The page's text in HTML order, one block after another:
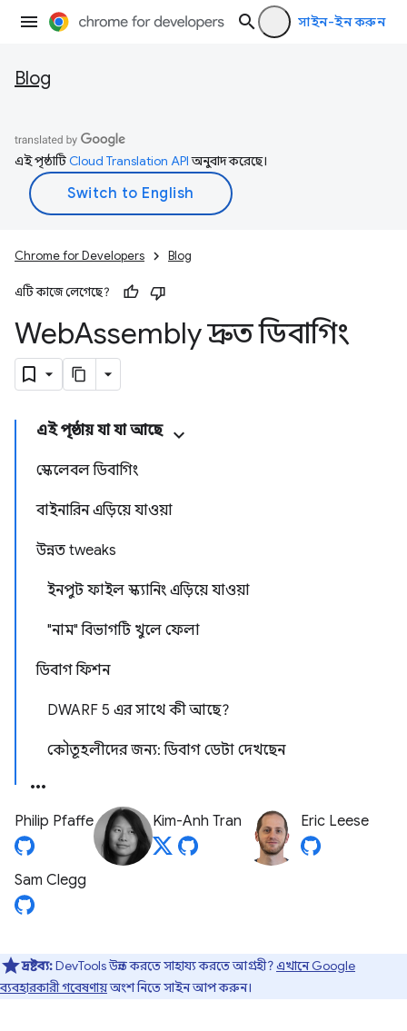
সাইন-ইন করুন
Blog
এই পৃষ্ঠাটিCloud Translation APIঅনুবাদ করেছে।
Chrome for Developers Blog
এটি কাজে লেগেছে?
WebAssembly দ্রুত ডিবাগিং
এই পৃষ্ঠায় যা যা আছে
স্কেলেবল ডিবাগিং
বাইনারিন এড়িয়ে যাওয়া
উন্নত tweaks
ইনপুট ফাইল স্ক্যানিং এড়িয়ে যাওয়া
"নাম" বিভাগটি খুলে ফেলা
ডিবাগ ফিশন
DWARF 5 এর সাথে কী আছে?
কৌতূহলীদের জন্য: ডিবাগ ডেটা দেখছেন
Philip Pfaffe Kim-Anh Tran Eric Leese
Sam Clegg
দ্রষ্টব্য:DevTools উন্নত করতে সাহায্য করতে আগ্রহী?এখানে Google
ব্যবহারকারী গবেষণায়অংশ নিতে সাইন আপ করুন।